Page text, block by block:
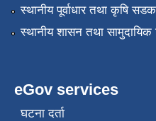
स्थानीय पूर्वाधार तथा कृषि
स्थानीय शासन तथा सामुदायिक
eGov services
घटना दर्ता